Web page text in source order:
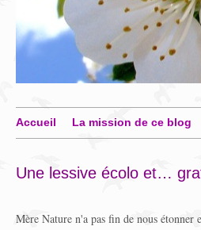
Accueil La mission de ce blog
Une lessive écolo et…
Mère Nature n'a pas fin de nous étonner